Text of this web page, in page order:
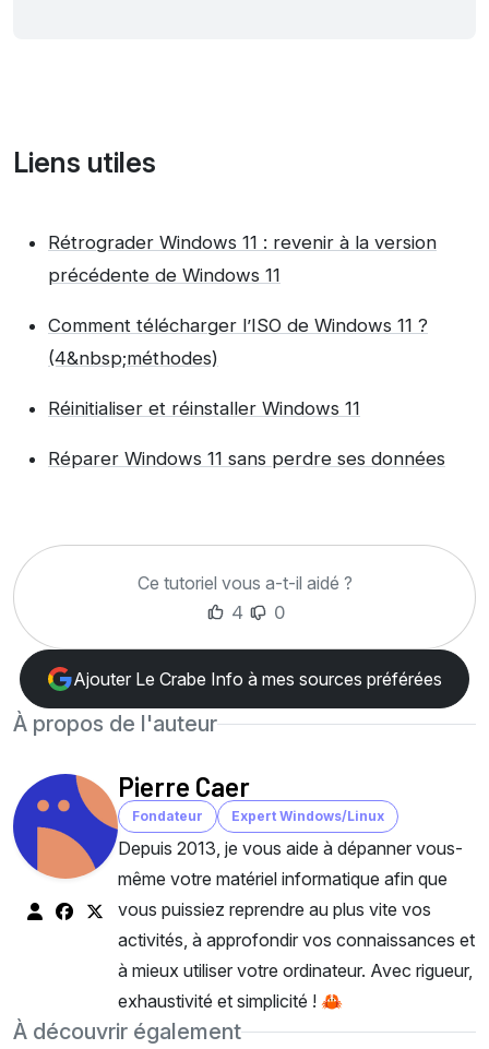
Liens utiles
Rétrograder Windows 11 : revenir à la version
précédente de Windows 11
Comment télécharger l’ISO de Windows 11 ?
(4&nbsp;méthodes)
Réinitialiser et réinstaller Windows 11
Réparer Windows 11 sans perdre ses données
Ce tutoriel vous a-t-il aidé ?
4
0
Ajouter Le Crabe Info à mes sources préférées
À propos de l'auteur
Pierre Caer
Fondateur Expert Windows/Linux
Depuis 2013, je vous aide à dépanner vous-
même votre matériel informatique afin que
vous puissiez reprendre au plus vite vos
activités, à approfondir vos connaissances et
à mieux utiliser votre ordinateur. Avec rigueur,
exhaustivité et simplicité ! 🦀
À découvrir également